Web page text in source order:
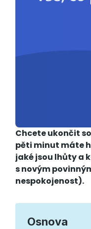
Chcete ukončit
pěti minut máte
jaké jsou lhůty a
s novým
nespokojenost).
Osnova